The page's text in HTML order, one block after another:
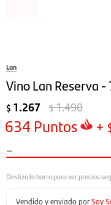
Lan
Vino Lan Reserva
$ 1.267 $1.490
634 Puntos +
-
Vendido y enviado porSoy